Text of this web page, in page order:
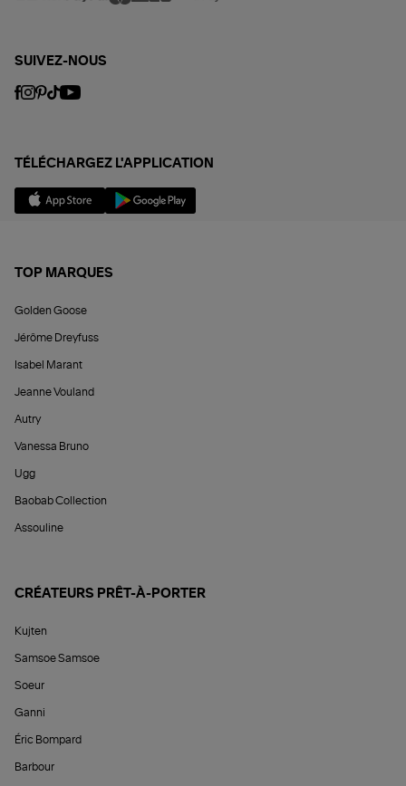
SUIVEZ-NOUS
TÉLÉCHARGEZ L'APPLICATION
TOP MARQUES
Golden Goose
Jérôme Dreyfuss
Isabel Marant
Jeanne Vouland
Autry
Vanessa Bruno
Ugg
Baobab Collection
Assouline
CRÉATEURS PRÊT-À-PORTER
Kujten
Samsoe Samsoe
Soeur
Ganni
Éric Bompard
Barbour